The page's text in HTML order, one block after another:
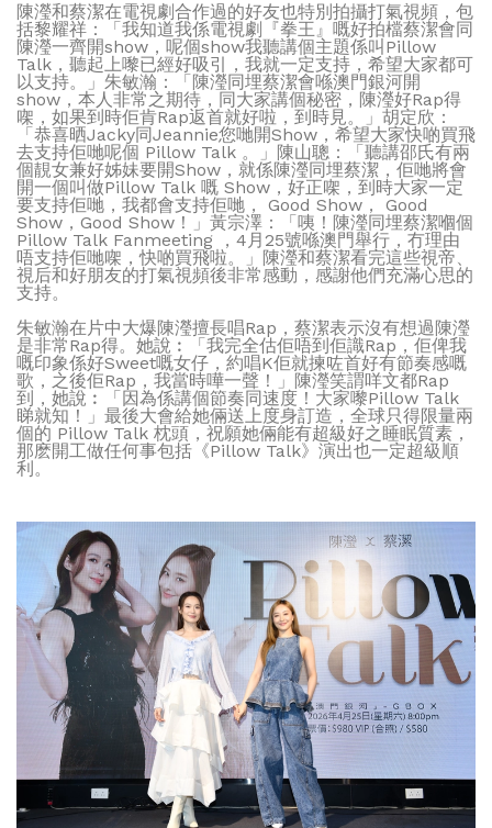
陳瀅和蔡潔在電視劇合作過的好友也特別拍攝打氣視頻，包
括黎耀祥：「我知道我係電視劇『拳王』嘅好拍檔蔡潔會同
陳瀅一齊開show，呢個show我聽講個主題係叫Pillow
Talk，聽起上嚟已經好吸引，我就一定支持，希望大家都可
以支持。」朱敏瀚：「陳瀅同埋蔡潔會喺澳門銀河開
show，本人非常之期待，同大家講個秘密，陳瀅好Rap得
㗎，如果到時佢肯Rap返首就好啦，到時見。」胡定欣：
「恭喜晒Jacky同Jeannie您哋開Show，希望大家快啲買飛
去支持佢哋呢個 Pillow Talk 。」陳山聰：「聽講邵氏有兩
個靚女兼好姊妹要開Show，就係陳瀅同埋蔡潔，佢哋將會
開一個叫做Pillow Talk 嘅 Show，好正㗎，到時大家一定
要支持佢哋，我都會支持佢哋， Good Show， Good
Show，Good Show！」黃宗澤：「咦！陳瀅同埋蔡潔嗰個
Pillow Talk Fanmeeting ，4月25號喺澳門舉行，冇理由
唔支持佢哋㗎，快啲買飛啦。」陳瀅和蔡潔看完這些視帝、
視后和好朋友的打氣視頻後非常感動，感謝他們充滿心思的
支持。
朱敏瀚在片中大爆陳瀅擅長唱Rap，蔡潔表示沒有想過陳瀅
是非常Rap得。她說︰「我完全估佢唔到佢識Rap，佢俾我
嘅印象係好Sweet嘅女仔，約唱K佢就揀咗首好有節奏感嘅
歌，之後佢Rap，我當時嘩一聲！」陳瀅笑謂咩文都Rap
到，她說︰「因為係講個節奏同速度！大家嚟Pillow Talk
睇就知！」最後大會給她倆送上度身訂造，全球只得限量兩
個的 Pillow Talk 枕頭，祝願她倆能有超級好之睡眠質素，
那麽開工做任何事包括《Pillow Talk》演出也一定超級順
利。